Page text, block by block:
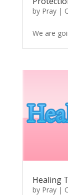
by Pray|
We are
Healing
by Pray|